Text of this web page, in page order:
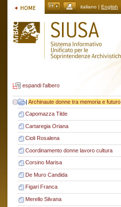
italiano | English
espandi l'albero
| Archinaute donne tra memoria e futuro
Capomazza Tilde
Cartaregia Oriana
Cioli Rosalena
Coordinamento donne lavoro cultura
Corsino Marisa
De Muro Candida
Figari Franca
Merello Silvana